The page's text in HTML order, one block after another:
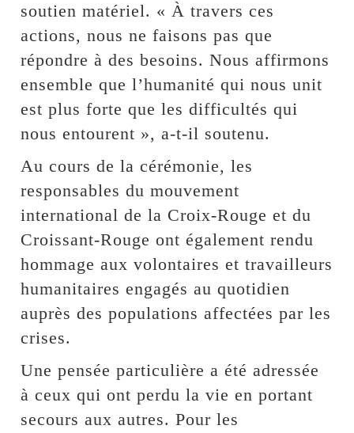
soutien matériel. « À travers ces
actions, nous ne faisons pas que
répondre à des besoins. Nous affirmons
ensemble que l’humanité qui nous unit
est plus forte que les difficultés qui
nous entourent », a-t-il soutenu.
Au cours de la cérémonie, les
responsables du mouvement
international de la Croix-Rouge et du
Croissant-Rouge ont également rendu
hommage aux volontaires et travailleurs
humanitaires engagés au quotidien
auprès des populations affectées par les
crises.
Une pensée particulière a été adressée
à ceux qui ont perdu la vie en portant
secours aux autres. Pour les